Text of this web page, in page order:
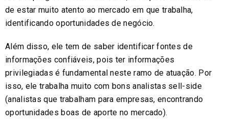
de estar muito atento ao mercado em que trabalha,
identificando oportunidades de negócio.
Além disso, ele tem de saber identificar fontes de
informações confiáveis, pois ter informações
privilegiadas é fundamental neste ramo de atuação. Por
isso, ele trabalha muito com bons analistas sell-side
(analistas que trabalham para empresas, encontrando
oportunidades boas de aporte no mercado).